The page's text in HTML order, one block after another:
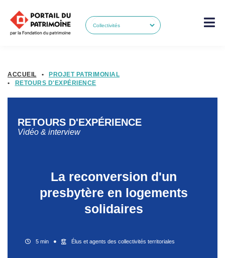
ACCUEIL •
PROJET PATRIMONIAL
•
RETOURS D'EXPÉRIENCE
RETOURS D'EXPÉRIENCE
Vidéo & interview
La reconversion d'un
presbytère en logements
solidaires
5 min Élus et agents des collectivités territoriales